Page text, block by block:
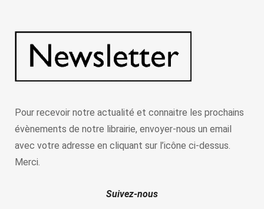
Pour recevoir notre actualité et connaitre les prochains
évènements de notre librairie, envoyer-nous un email
avec votre adresse en cliquant sur l’icône ci-dessus.
Merci.
Suivez-nous